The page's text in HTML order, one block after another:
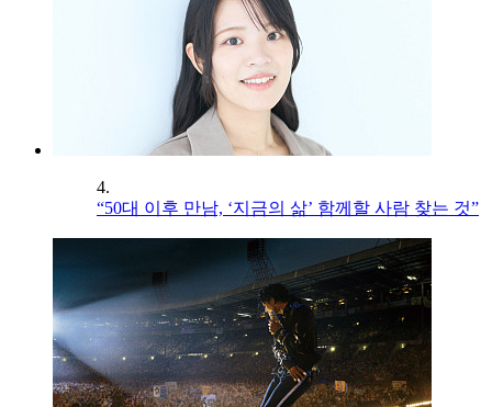
4.
“50대 이후 만남, ‘지금의 삶’ 함께할 사람 찾는 것”